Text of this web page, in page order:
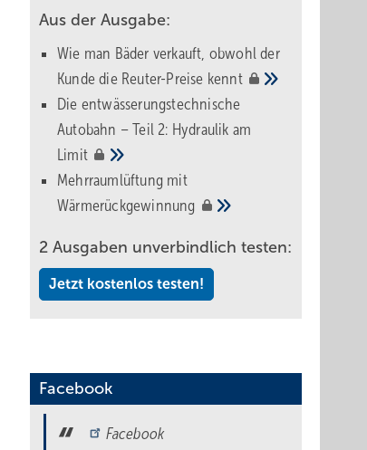
Aus der Ausgabe:
Wie man Bäder verkauft, obwohl der
Kunde die Reuter-Preise kennt
Die entwässerungstechnische
Autobahn – Teil 2: Hydraulik am
Limit
Mehrraumlüftung mit
Wärmerückgewinnung
2 Ausgaben unverbindlich testen:
Jetzt kostenlos testen!
Facebook
Facebook